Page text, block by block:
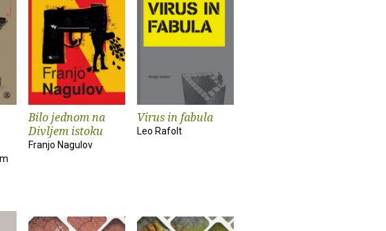
Bilo jednom na
Divljem istoku
Franjo Nagulov
Virus in fabula
Leo Rafolt